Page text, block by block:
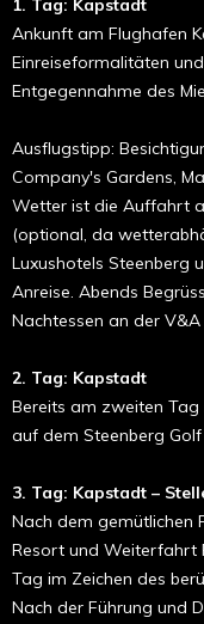
1. Tag: Kapstadt
Ankunft am Flughafen
Einreiseformalitäten
Entgegennahme des
Ausflugstipp:
Company's Gardens,
Wetter ist die Auffahrt
(optional, da
Luxushotels Steenberg
Anreise. Abends
Nachtessen an der
2. Tag: Kapstadt
Bereits am zweiten Tag
auf dem Steenberg Golf
3. Tag: Kapstadt –
Nach dem gemütlichen
Resort und Weiterfahrt
Tag im Zeichen des
Nach der Führung und